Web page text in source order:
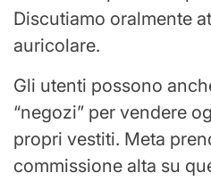
Discutiamo oralmente
auricolare.
Gli utenti possono
“negozi” per vendere
propri vestiti. Meta
commissione alta su